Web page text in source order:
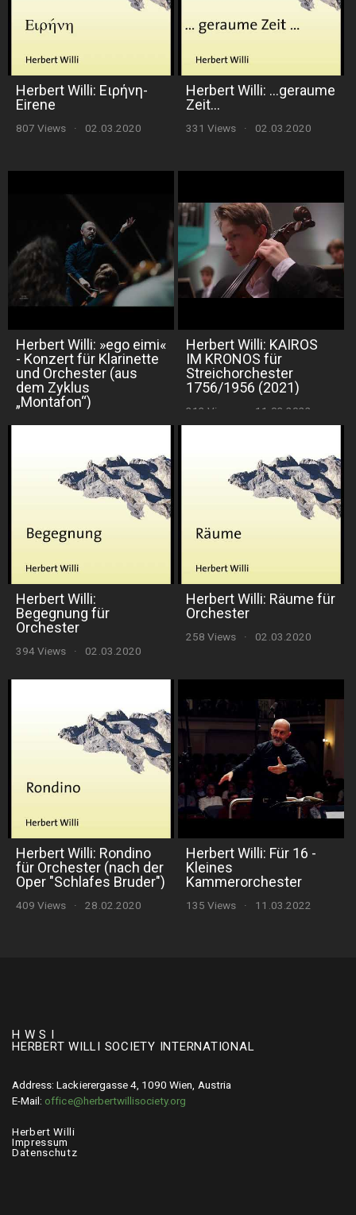
Herbert Willi: Ειρήνη-
Eirene
807 Views · 02.03.2020
Herbert Willi: ...geraume
Zeit...
331 Views · 02.03.2020
Herbert Willi: »ego eimi«
- Konzert für Klarinette
und Orchester (aus
dem Zyklus
„Montafon“)
350 Views · 27.11.2021
Herbert Willi: KAIROS
IM KRONOS für
Streichorchester
1756/1956 (2021)
313 Views 11.03.2022
Herbert Willi:
Begegnung für
Orchester
394 Views · 02.03.2020
Herbert Willi: Räume für
Orchester
258 Views · 02.03.2020
Herbert Willi: Rondino
für Orchester (nach der
Oper "Schlafes Bruder")
409 Views · 28.02.2020
Herbert Willi: Für 16 -
Kleines
Kammerorchester
135 Views · 11.03.2022
H W S I
HERBERT WILLI SOCIETY INTERNATIONAL
Address: Lackierergasse 4, 1090 Wien, Austria
E-Mail: office@herbertwillisociety.org
Herbert Willi
Impressum
Datenschutz